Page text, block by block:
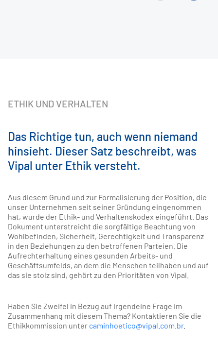
ETHIK UND VERHALTEN
Das Richtige tun, auch wenn niemand
hinsieht. Dieser Satz beschreibt, was
Vipal unter Ethik versteht.
Aus diesem Grund und zur Formalisierung der Position, die
unser Unternehmen seit seiner Gründung eingenommen
hat, wurde der Ethik- und Verhaltenskodex eingeführt. Das
Dokument unterstreicht die sorgfältige Beachtung von
Wohlbefinden, Sicherheit, Gerechtigkeit und Transparenz
in den Beziehungen zu den betroffenen Parteien. Die
Aufrechterhaltung eines gesunden Arbeits- und
Geschäftsumfelds, an dem die Menschen teilhaben und auf
das sie stolz sind, gehört zu den Prioritäten von Vipal.
Haben Sie Zweifel in Bezug auf irgendeine Frage im
Zusammenhang mit diesem Thema? Kontaktieren Sie die
Ethikkommission unter caminhoetico@vipal.com.br.